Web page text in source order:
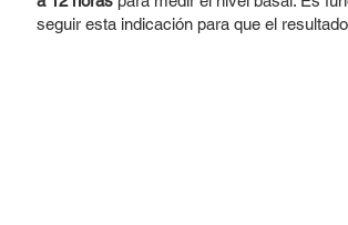
seguir esta indicación para que el